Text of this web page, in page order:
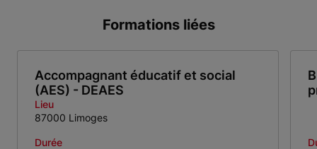
Formations liées
Accompagnant éducatif et social
(AES) - DEAES
Lieu
87000 Limoges
Durée